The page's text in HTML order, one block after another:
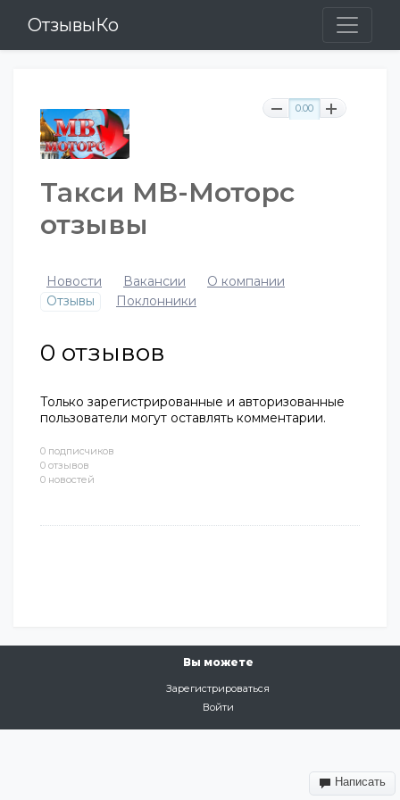
ОтзывыКо
0 подписчиков
0 отзывов
0 новостей
0.00
Такси МВ-Моторс
отзывы
Новости Вакансии
О компании
Отзывы
Поклонники
0 отзывов
Только зарегистрированные и авторизованные
пользователи могут оставлять комментарии.
Вы можете
Зарегистрироваться
Войти
Написать